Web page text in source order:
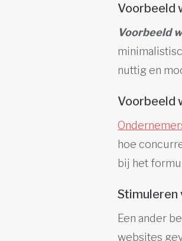
Voorbeeld
Voorbeeld
nuttig en
Voorbeeld
hoe
bij het
Een ander
websites